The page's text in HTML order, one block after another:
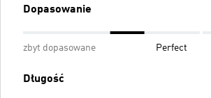
Dopasowanie
zbyt dopasowane Perfect
Długość